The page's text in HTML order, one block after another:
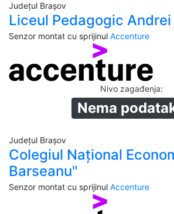
Județul Brașov
Liceul Pedagogic
Senzor montat cu sprijinul Accenture
Nivo zagađenja:
Nema
Județul Brașov
Colegiul Național
Barseanu"
Senzor montat cu sprijinul Accenture